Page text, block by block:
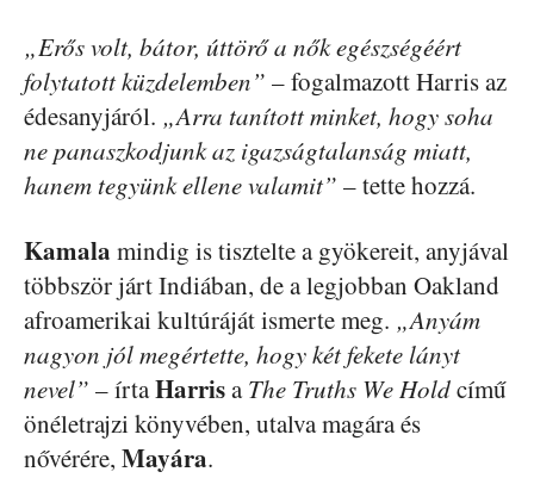
„Erős volt, bátor, úttörő a nők egészségéért
folytatott küzdelemben” – fogalmazott Harris az
édesanyjáról. „Arra tanított minket, hogy soha
ne panaszkodjunk az igazságtalanság miatt,
hanem tegyünk ellene valamit” – tette hozzá.
Kamala mindig is tisztelte a gyökereit, anyjával
többször járt Indiában, de a legjobban Oakland
afroamerikai kultúráját ismerte meg. „Anyám
nagyon jól megértette, hogy két fekete lányt
nevel” – írtaHarrisaThe Truths We Holdcímű
önéletrajzi könyvében, utalva magára és
nővérére, Mayára.